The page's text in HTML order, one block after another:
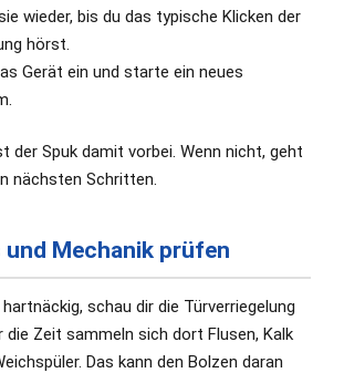
wieder, bis du das typische Klicken der
hörst.
Gerät ein und starte ein neues
der Spuk damit vorbei. Wenn nicht, geht
nächsten Schritten.
Mechanik prüfen
schau dir die Türverriegelung
die Zeit sammeln sich dort Flusen, Kalk
Das kann den Bolzen daran